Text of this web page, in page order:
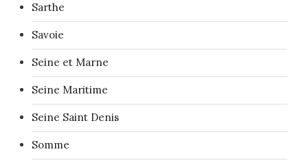
Sarthe
Savoie
Seine et Marne
Seine Maritime
Seine Saint Denis
Somme